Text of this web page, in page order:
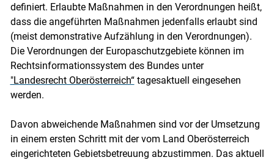
definiert. Erlaubte Maßnahmen in den Verordnungen heißt,
dass die angeführten Maßnahmen jedenfalls erlaubt sind
(meist demonstrative Aufzählung in den Verordnungen).
Die Verordnungen der Europaschutzgebiete können im
Rechtsinformationssystem des Bundes unter
"Landesrecht Oberösterreich“tagesaktuell eingesehen
werden.
Davon abweichende Maßnahmen sind vor der Umsetzung
in einem ersten Schritt mit der vom Land Oberösterreich
eingerichteten Gebietsbetreuung abzustimmen. Das aktuell